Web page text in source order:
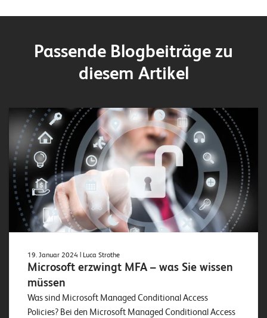
Passende Blogbeiträge zu
diesem Artikel
19. Januar 2024 | Luca Strothe
Microsoft erzwingt MFA – was Sie wissen
müssen
Was sind Microsoft Managed Conditional Access
Policies? Bei den Microsoft Managed Conditional Access